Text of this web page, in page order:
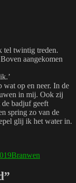
tel twintig treden.
aangekomen
op en neer. In de
in mij. Ook zij
badjuf geeft
spring zo van de
glij ik het water in.
Branwen